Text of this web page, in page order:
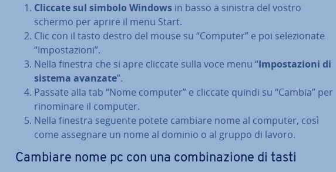
Cliccate sul simbolo Windows in basso a sinistra del vostro
schermo per aprire il menu Start.
Clic con il tasto destro del mouse su “Computer” e poi se­le­zio­na­te
“Im­po­sta­zio­ni”.
Nella finestra che si apre cliccate sulla voce menu “Im­po­sta­zio­ni di
sistema avanzate”.
Passate alla tab “Nome computer” e cliccate quindi su “Cambia” per
ri­no­mi­na­re il computer.
Nella finestra seguente potete cambiare nome al computer, così
come assegnare un nome al dominio o al gruppo di lavoro.
Cambiare nome pc con una com­bi­na­zio­ne di tasti